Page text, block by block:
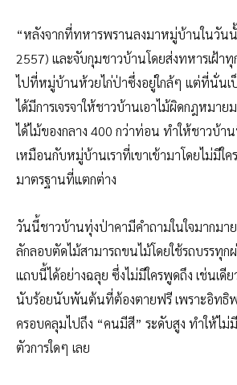
“หลังจากที่ทหารพรานลงมาหมูบ้านในวัน
2557) และจับกุมชาวบ้านโดยส่งทหารเฝ้า
ไปที่หมู่บ้านห้วยไก่ป่าซึ่งอยู่ใกล้ๆ แต่ที่นั่นเ
ได้มีการเจรจาให้ชาวบ้านเอาไม้ผิดกฎหมาย
ได้ไม้ของกลาง 400 กว่าท่อน ทำให้ชาวบ้า
เหมือนกับหมู่บ้านเราที่เขาเข้ามาโดยไม่มีใค
มาตรฐานที่แตกต่าง
วันนี้ชาวบ้านทุ่งป่าคามีคำถามในใจมากม
ลักลอบตัดไม้สามารถขนไม้โดยใช้รถบรรทุกผ่
แถบนี้ได้อย่างฉลุย ซึ่งไม่มีใครพูดถึง เช่นเดี
นับร้อยนับพันต้นที่ต้องตายฟรี เพราะอิทธิ
ครอบคลุมไปถึง “คนมีสี” ระดับสูง ทำให้ไม่
ตัวการใดๆ เลย